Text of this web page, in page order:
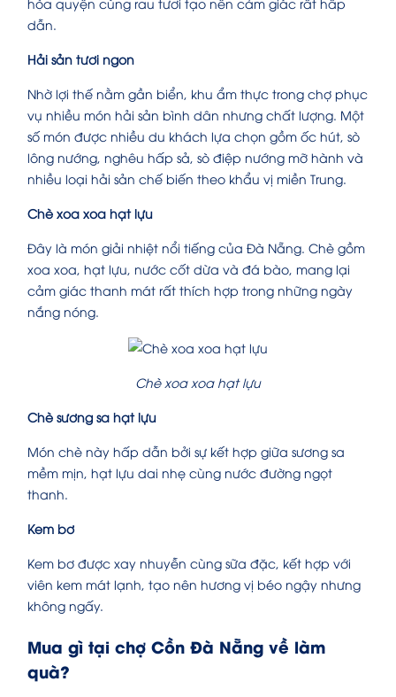
dẫn.
Hải sản tươi ngon
Nhờ lợi thế nằm gần biển, khu ẩm thực trong chợ phục
vụ nhiều món hải sản bình dân nhưng chất lượng. Một
số món được nhiều du khách lựa chọn gồm ốc hút, sò
lông nướng, nghêu hấp sả, sò điệp nướng mỡ hành và
nhiều loại hải sản chế biến theo khẩu vị miền Trung.
Chè xoa xoa hạt lựu
Đây là món giải nhiệt nổi tiếng của Đà Nẵng. Chè gồm
xoa xoa, hạt lựu, nước cốt dừa và đá bào, mang lại
cảm giác thanh mát rất thích hợp trong những ngày
nắng nóng.
Chè xoa xoa hạt lựu
Chè sương sa hạt lựu
Món chè này hấp dẫn bởi sự kết hợp giữa sương sa
mềm mịn, hạt lựu dai nhẹ cùng nước đường ngọt
thanh.
Kem bơ
Kem bơ được xay nhuyễn cùng sữa đặc, kết hợp với
viên kem mát lạnh, tạo nên hương vị béo ngậy nhưng
không ngấy.
Mua gì tại chợ Cồn Đà Nẵng về làm
quà?